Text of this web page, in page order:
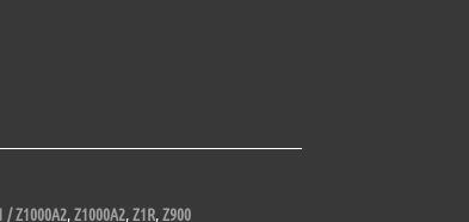
/ Z1000A2,Z1000A2,Z1R,Z900